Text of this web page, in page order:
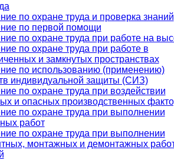
по охране труда и проверка знаний
по первой помощи
по охране труда при работе на
по охране труда при работе в
и замкнутых пространствах
по использованию (применению)
индивидуальной защиты (СИЗ)
по охране труда при воздействии
и опасных производственных
по охране труда при выполнении
работ
по охране труда при выполнении
монтажных и демонтажных